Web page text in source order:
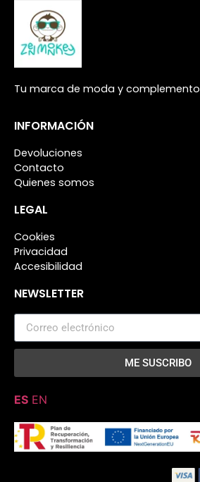
Tu marca de moda y
INFORMACIÓN
Devoluciones
Contacto
Quienes somos
LEGAL
Cookies
Privacidad
Accesibilidad
NEWSLETTER
ME SUSCRIBO
ES EN